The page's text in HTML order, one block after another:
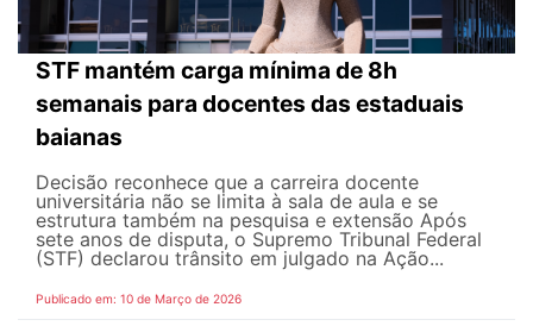
STF mantém carga mínima de 8h
semanais para docentes das estaduais
baianas
Decisão reconhece que a carreira docente
universitária não se limita à sala de aula e se
estrutura também na pesquisa e extensão Após
sete anos de disputa, o Supremo Tribunal Federal
(STF) declarou trânsito em julgado na Ação...
Publicado em: 10 de Março de 2026